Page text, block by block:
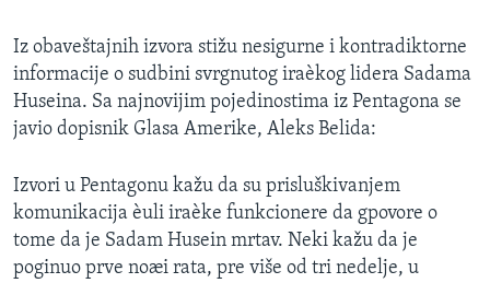
NAUKA I TEHNOLOGIJA
MEDICINA
KULTURA
DRUŠTVO
SPORT
INTERVJU
Jezici
Iz obaveštajnih izvora stižu nesigurne i kontradiktorne
informacije o sudbini svrgnutog iraèkog lidera Sadama
Huseina. Sa najnovijim pojedinostima iz Pentagona se
javio dopisnik Glasa Amerike, Aleks Belida:
Izvori u Pentagonu kažu da su prisluškivanjem
komunikacija èuli iraèke funkcionere da gpovore o
tome da je Sadam Husein mrtav. Neki kažu da je
poginuo prve noæi rata, pre više od tri nedelje, u